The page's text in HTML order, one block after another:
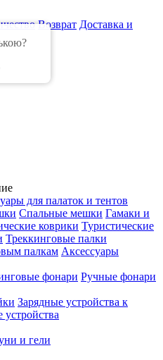
Возврат Доставка и
для палаток и тентов
Спальные мешки Гамаки и
коврики Туристические
Треккинговые палки
палкам Аксессуары
фонари Ручные фонари
Зарядные устройства к
устройства
и гели